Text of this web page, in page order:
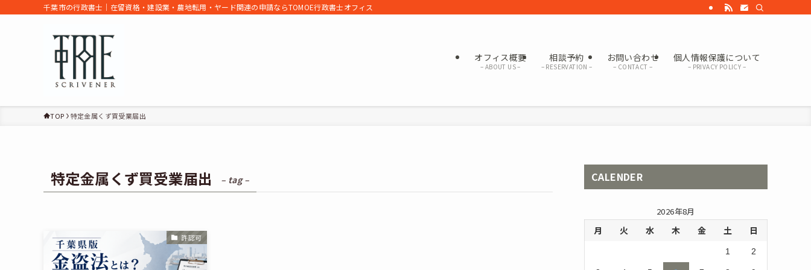
千葉市の行政書士｜在留資格・建設業・農地転用・ヤード関連の申請ならTOMOE行政書士オフィス
オフィス概要
– ABOUT US –
相談予約
– RESERVATION –
お問い合わせ
– CONTACT –
個人情報保護について
– PRIVACY POLICY –
TOP 特定金属くず買受業届出
特定金属くず買受業届出 – tag –
許認可
CALENDER
2026年8月
月 火 水 木 金 土 日
1 2